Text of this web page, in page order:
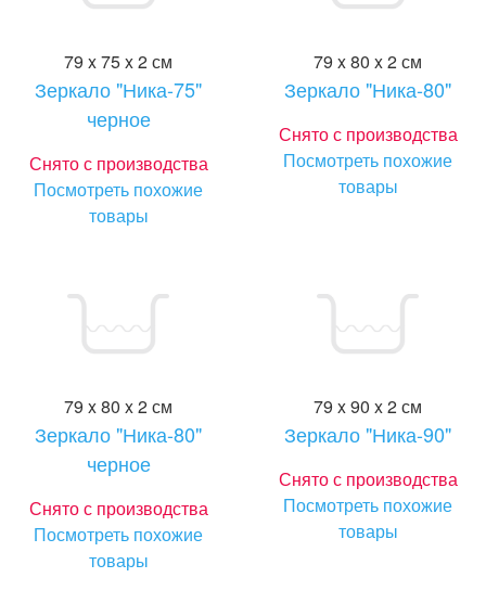
79 x 75 x 2 см
Зеркало "Ника-75"
черное
Снято с производства
Посмотреть похожие
товары
79 x 80 x 2 см
Зеркало "Ника-80"
Снято с производства
Посмотреть похожие
товары
79 x 80 x 2 см
Зеркало "Ника-80"
черное
Снято с производства
Посмотреть похожие
товары
79 x 90 x 2 см
Зеркало "Ника-90"
Снято с производства
Посмотреть похожие
товары